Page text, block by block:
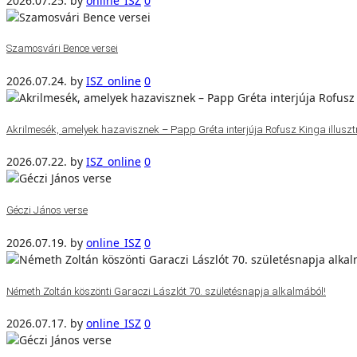
Szamosvári Bence versei
2026.07.24. by ISZ_online 0
Akrilmesék, amelyek hazavisznek – Papp Gréta interjúja Rofusz Kinga
2026.07.22. by ISZ_online 0
Géczi János verse
2026.07.19. by online_ISZ 0
Németh Zoltán köszönti Garaczi Lászlót 70. születésnapja alkalmából!
2026.07.17. by online_ISZ 0